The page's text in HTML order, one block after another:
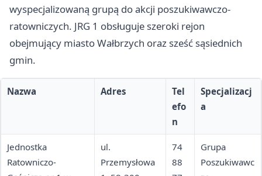
wyspecjalizowaną grupą do akcji poszukiwawczo-
ratowniczych. JRG 1 obsługuje szeroki rejon
obejmujący miasto Wałbrzych oraz sześć sąsiednich
gmin.
Nazwa Adres
Tel
efo
n
Specjalizacj
a
Jednostka
Ratowniczo-
ul.
Przemysłowa
74
88
Grupa
Poszukiwawc